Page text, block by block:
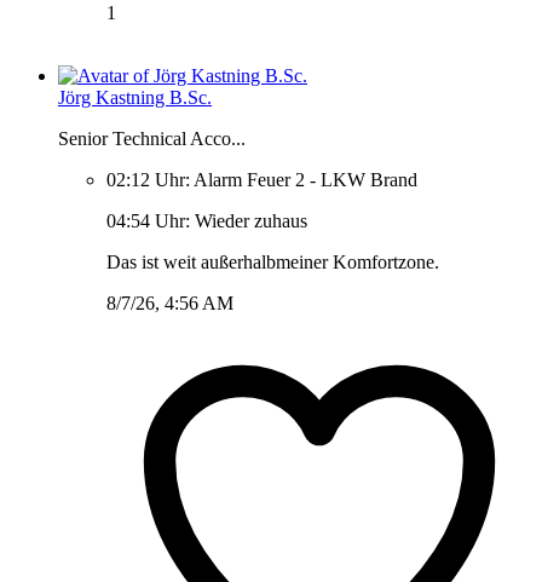
1
Jörg Kastning B.Sc.
Senior Technical Acco...
02:12 Uhr: Alarm Feuer 2 - LKW Brand
04:54 Uhr: Wieder zuhaus
Das ist weit außerhalbmeiner Komfortzone.
8/7/26, 4:56 AM